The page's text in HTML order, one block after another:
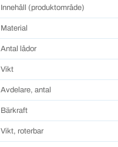
Innehåll (produktområde)
Material
Antal lådor
Vikt
Avdelare, antal
Bärkraft
Vikt, roterbar